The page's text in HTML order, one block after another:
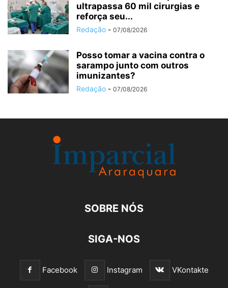
ultrapassa 60 mil cirurgias e
reforça seu...
Redação - 07/08/2026
Posso tomar a vacina contra o
sarampo junto com outros
imunizantes?
Redação - 07/08/2026
SOBRE NÓS
SIGA-NOS
Facebook Instagram VKontakte